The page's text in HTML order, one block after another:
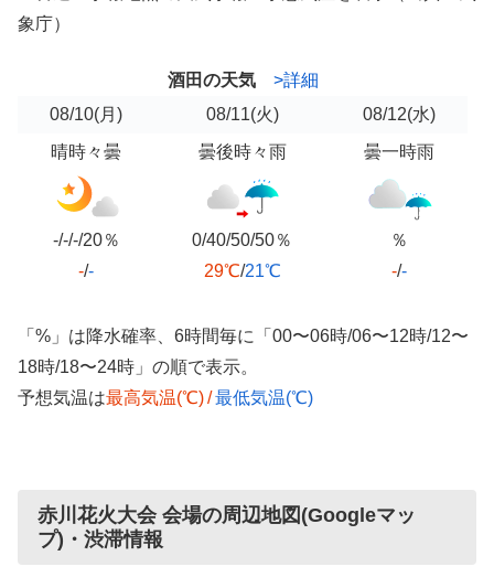
象庁）
酒田の天気
>詳細
08/10(月) 08/11(火) 08/12(水)
晴時々曇
-/-/-/20％
-/-
曇後時々雨
0/40/50/50％
29℃/21℃
曇一時雨
％
-/-
「%」は降水確率、6時間毎に「00〜06時/06〜12時/12〜
18時/18〜24時」の順で表示。
予想気温は最高気温(℃)/最低気温(℃)
赤川花火大会 会場の周辺地図(Googleマッ
プ)・渋滞情報